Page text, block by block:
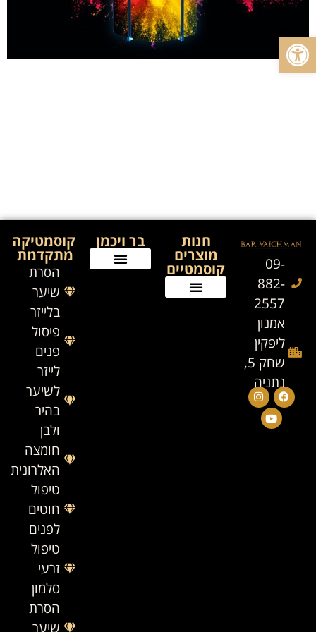
פתח סרגל נגישות
09-
882-
2557
אמנון
ליפקין
שחק 5,
נתניה
חנות
מוצרים
קוסמטיים
בר ויכמן קוסמטיקה
מתקדמת
הסרת
שיער
בלייזר
פיסול
פנים
לייזר
לשיער
בהיר
ולבן
חומצה
האלרונית
טיפול
חוטים
לפנים
טיפול
זרעי
סלמון
הסרת
שיער